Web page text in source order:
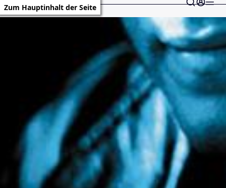
Zum Hauptinhalt der Seite